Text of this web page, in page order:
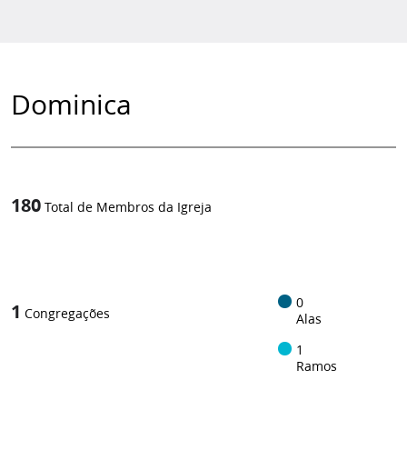
Dominica
180 Total de Membros da Igreja
1 Congregações
0
Alas
1
Ramos